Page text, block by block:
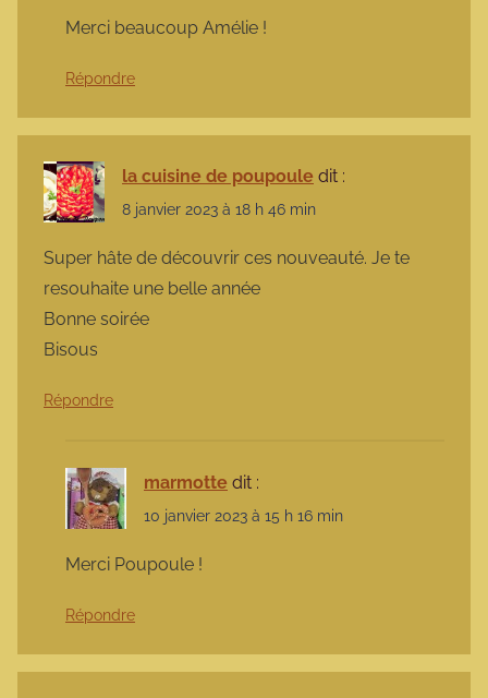
Merci beaucoup Amélie !
Répondre
la cuisine de poupoule dit :
8 janvier 2023 à 18 h 46 min
Super hâte de découvrir ces nouveauté. Je te
resouhaite une belle année
Bonne soirée
Bisous
Répondre
marmotte dit :
10 janvier 2023 à 15 h 16 min
Merci Poupoule !
Répondre